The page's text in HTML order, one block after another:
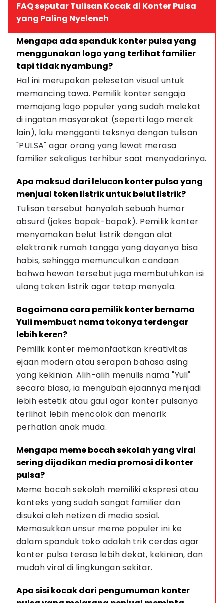
FAQ seputar Tulisan Kocak di Konter Pulsa
yang Paling Nyeleneh
Mengapa ada spanduk konter pulsa yang
menggunakan logo yang terlihat familier
tapi tidak nyambung?
Hal ini merupakan pelesetan visual untuk
memancing tawa. Pemilik konter sengaja
memajang logo populer yang sudah melekat
di ingatan masyarakat (seperti logo merek
lain), lalu mengganti teksnya dengan tulisan
"PULSA" agar orang yang lewat merasa
familier sekaligus terhibur saat menyadarinya.
Apa maksud dari lelucon konter pulsa yang
menjual token listrik untuk belut listrik?
Tulisan tersebut hanyalah sebuah humor
absurd (jokes bapak-bapak). Pemilik konter
menyamakan belut listrik dengan alat
elektronik rumah tangga yang dayanya bisa
habis, sehingga memunculkan candaan
bahwa hewan tersebut juga membutuhkan isi
ulang token listrik agar tetap menyala.
Bagaimana cara pemilik konter bernama
Yuli membuat nama tokonya terdengar
lebih keren?
Pemilik konter memanfaatkan kreativitas
ejaan modern atau serapan bahasa asing
yang kekinian. Alih-alih menulis nama "Yuli"
secara biasa, ia mengubah ejaannya menjadi
lebih estetik atau gaul agar konter pulsanya
terlihat lebih mencolok dan menarik
perhatian anak muda.
Mengapa meme bocah sekolah yang viral
sering dijadikan media promosi di konter
pulsa?
Meme bocah sekolah memiliki ekspresi atau
konteks yang sudah sangat familier dan
disukai oleh netizen di media sosial.
Memasukkan unsur meme populer ini ke
dalam spanduk toko adalah trik cerdas agar
konter pulsa terasa lebih dekat, kekinian, dan
mudah viral di lingkungan sekitar.
Apa sisi kocak dari pengumuman konter